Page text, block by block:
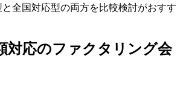
全国対応型の両方を比較検討がおすす
対応のファクタリング会